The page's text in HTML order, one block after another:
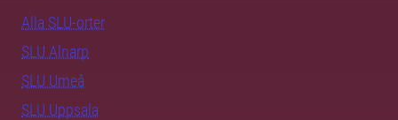
Alla SLU-orter
SLU Alnarp
SLU Umeå
SLU Uppsala